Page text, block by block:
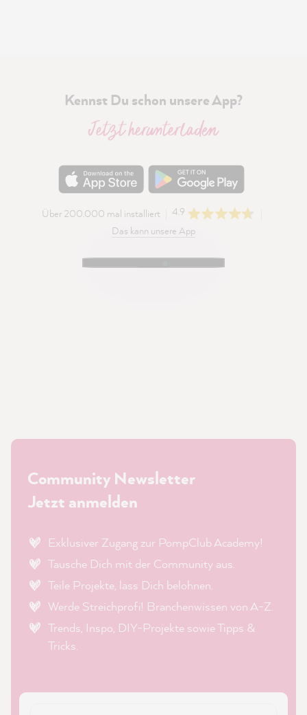
Kennst Du schon unsere App?
Jetzt herunterladen
Über 200.000 mal installiert
4.9
Das kann unsere App
Community Newsletter
Jetzt anmelden
Exklusiver Zugang zur PompClub Academy!
Tausche Dich mit der Community aus.
Teile Projekte, lass Dich belohnen.
Werde Streichprofi! Branchenwissen von A-Z.
Trends, Inspo, DIY-Projekte sowie Tipps &
Tricks.